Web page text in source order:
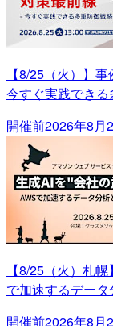
【8/25（火）】
今すぐ実践でき
開催前2026年8月
【8/25（火）札
で加速するデー
開催前2026年8月